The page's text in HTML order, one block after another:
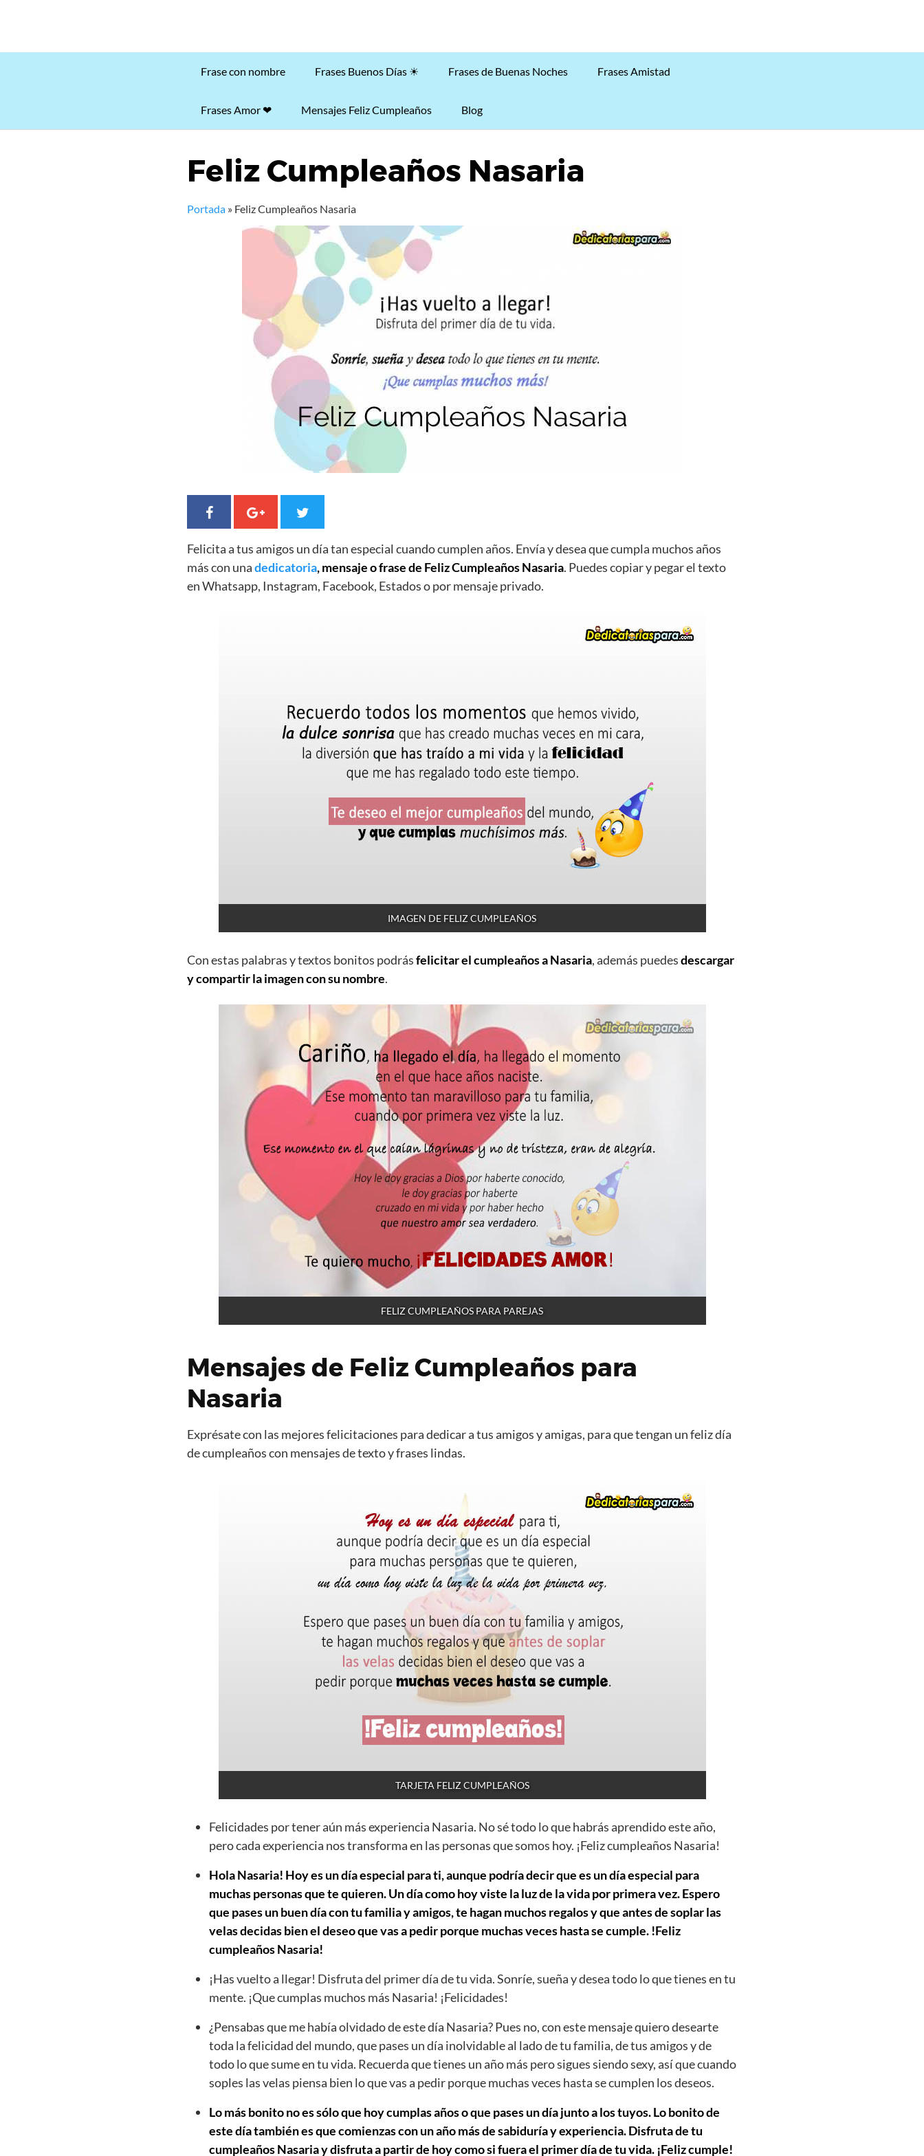
Frase con nombre Frases Buenos Días ☀ Frases de Buenas Noches Frases Amistad
Frases Amor ❤ Mensajes Feliz Cumpleaños Blog
Feliz Cumpleaños Nasaria
Portada » Feliz Cumpleaños Nasaria
Felicita a tus amigos un día tan especial cuando cumplen años. Envía y desea que cumpla muchos años
más con unadedicatoria, mensaje o frase de Feliz Cumpleaños Nasaria. Puedes copiar y pegar el texto
en Whatsapp, Instagram, Facebook, Estados o por mensaje privado.
IMAGEN DE FELIZ CUMPLEAÑOS
Con estas palabras y textos bonitos podrásfelicitar el cumpleaños a Nasaria, además puedesdescargar
y compartir la imagen con su nombre.
FELIZ CUMPLEAÑOS PARA PAREJAS
Mensajes de Feliz Cumpleaños para
Nasaria
Exprésate con las mejores felicitaciones para dedicar a tus amigos y amigas, para que tengan un feliz día
de cumpleaños con mensajes de texto y frases lindas.
TARJETA FELIZ CUMPLEAÑOS
Felicidades por tener aún más experiencia Nasaria. No sé todo lo que habrás aprendido este año,
pero cada experiencia nos transforma en las personas que somos hoy. ¡Feliz cumpleaños Nasaria!
Hola Nasaria! Hoy es un día especial para ti, aunque podría decir que es un día especial para
muchas personas que te quieren. Un día como hoy viste la luz de la vida por primera vez. Espero
que pases un buen día con tu familia y amigos, te hagan muchos regalos y que antes de soplar las
velas decidas bien el deseo que vas a pedir porque muchas veces hasta se cumple. !Feliz
cumpleaños Nasaria!
¡Has vuelto a llegar! Disfruta del primer día de tu vida. Sonríe, sueña y desea todo lo que tienes en tu
mente. ¡Que cumplas muchos más Nasaria! ¡Felicidades!
¿Pensabas que me había olvidado de este día Nasaria? Pues no, con este mensaje quiero desearte
toda la felicidad del mundo, que pases un día inolvidable al lado de tu familia, de tus amigos y de
todo lo que sume en tu vida. Recuerda que tienes un año más pero sigues siendo sexy, así que cuando
soples las velas piensa bien lo que vas a pedir porque muchas veces hasta se cumplen los deseos.
Lo más bonito no es sólo que hoy cumplas años o que pases un día junto a los tuyos. Lo bonito de
este día también es que comienzas con un año más de sabiduría y experiencia. Disfruta de tu
cumpleaños Nasaria y disfruta a partir de hoy como si fuera el primer día de tu vida. ¡Feliz cumple!